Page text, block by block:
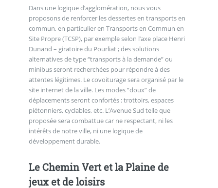
Dans une logique d’agglomération, nous vous
proposons de renforcer les dessertes en transports en
commun, en particulier en Transports en Commun en
Site Propre (TCSP), par exemple selon l’axe place Henri
Dunand – giratoire du Pourliat ; des solutions
alternatives de type “transports à la demande” ou
minibus seront recherchées pour répondre à des
attentes légitimes. Le covoiturage sera organisé par le
site internet de la ville. Les modes “doux” de
déplacements seront confortés : trottoirs, espaces
piétonniers, cyclables, etc. L’Avenue Sud telle que
proposée sera combattue car ne respectant, ni les
intérêts de notre ville, ni une logique de
développement durable.
Le Chemin Vert et la Plaine de
jeux et de loisirs